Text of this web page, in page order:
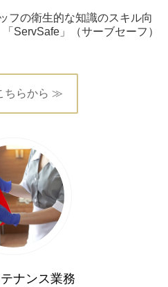
フの衛生的な知識のスキル向
ServSafe」（サーブセーフ）
ちらから ≫
ナンス業務